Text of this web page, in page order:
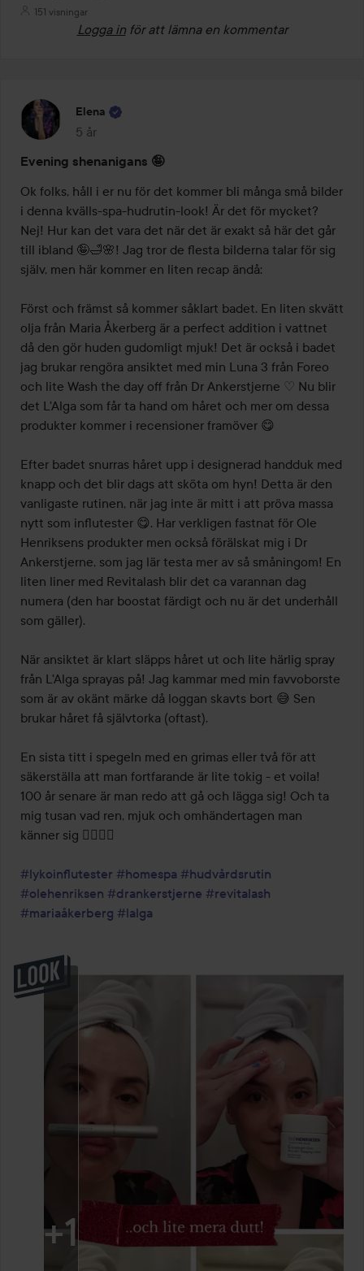
151 visningar
Logga in för att lämna en kommentar
Elena
5 år
Inlägget skapades 5 år
Evening shenanigans 🤪
Ok folks, håll i er nu för det kommer bli många små bilder
i denna kvälls-spa-hudrutin-look! Är det för mycket?
Nej! Hur kan det vara det när det är exakt så här det går
till ibland 🤪🛁🌸! Jag tror de flesta bilderna talar för sig
själv, men här kommer en liten recap ändå:
Först och främst så kommer såklart badet. En liten skvätt
olja från Maria Åkerberg är a perfect addition i vattnet
då den gör huden gudomligt mjuk! Det är också i badet
jag brukar rengöra ansiktet med min Luna 3 från Foreo
och lite Wash the day off från Dr Ankerstjerne ♡ Nu blir
det L'Alga som får ta hand om håret och mer om dessa
produkter kommer i recensioner framöver 😋
Efter badet snurras håret upp i designerad handduk med
knapp och det blir dags att sköta om hyn! Detta är den
vanligaste rutinen, när jag inte är mitt i att pröva massa
nytt som influtester 😋. Har verkligen fastnat för Ole
Henriksens produkter men också förälskat mig i Dr
Ankerstjerne, som jag lär testa mer av så småningom! En
liten liner med Revitalash blir det ca varannan dag
numera (den har boostat färdigt och nu är det underhåll
som gäller).
När ansiktet är klart släpps håret ut och lite härlig spray
från L'Alga sprayas på! Jag kammar med min favvoborste
som är av okänt märke då loggan skavts bort 😅 Sen
brukar håret få självtorka (oftast).
En sista titt i spegeln med en grimas eller två för att
säkerställa att man fortfarande är lite tokig - et voila!
100 år senare är man redo att gå och lägga sig! Och ta
mig tusan vad ren, mjuk och omhändertagen man
känner sig 👌🏻😄🥰
#lykoinflutester #homespa #hudvårdsrutin
#olehenriksen #drankerstjerne #revitalash
#mariaåkerberg #lalga
+1